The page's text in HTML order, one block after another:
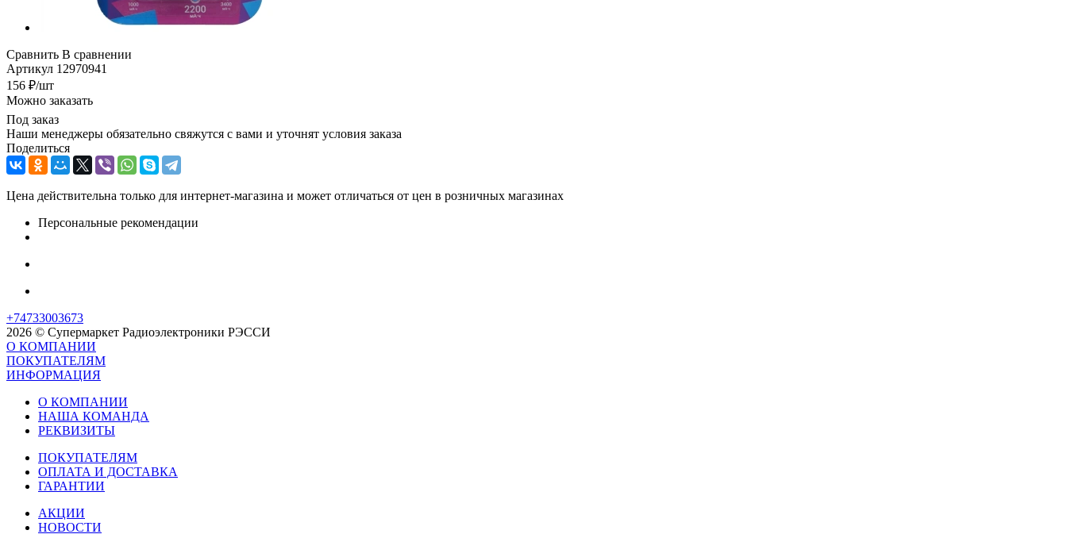
Сравнить В сравнении
Артикул 12970941
156 ₽/шт
Можно заказать
Под заказ
Наши менеджеры обязательно свяжутся с вами и уточнят условия заказа
Поделиться
Цена действительна только для интернет-магазина и может отличаться от цен в розничных магазинах
Персональные рекомендации
+74733003673
2026 © Супермаркет Радиоэлектроники РЭССИ
О КОМПАНИИ
ПОКУПАТЕЛЯМ
ИНФОРМАЦИЯ
О КОМПАНИИ
НАША КОМАНДА
РЕКВИЗИТЫ
ПОКУПАТЕЛЯМ
ОПЛАТА И ДОСТАВКА
ГАРАНТИИ
АКЦИИ
НОВОСТИ